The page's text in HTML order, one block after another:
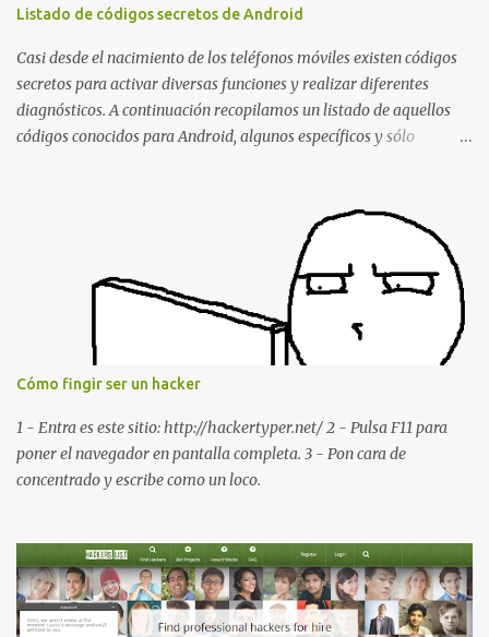
estábamos conversando. Imaginad que ocurre si este mensaje se
envía a un grupo... Fuente: Crash Your Friends' WhatsApp
Remotely with Just a Message
Listado de códigos secretos de Android
Casi desde el nacimiento de los teléfonos móviles existen códigos
secretos para activar diversas funciones y realizar diferentes
diagnósticos. A continuación recopilamos un listado de aquellos
códigos conocidos para Android, algunos específicos y sólo
IMEI del dispositivo *#*#1111#*#* : Información sobre la versión
de software FTA *#*#2222#*#* : Información sobre la v ersión
del hardware FTA *#*#1234#*#* : Información sobre la versión
de software PDA y de firmware *#*#232337#*#* : Muestra la
dirección Bluetooth del smartphone *#*#232338#*#* : Muestra
la dirección MAC del la tarjeta WiFi del dispositivo *#*#2663#*#*
: Visualiza la versión de la pantalla táctil del smartphone
*#*#3264#*#* : Muestra que versión de memoria RAM está
disponible en el smartphone o la tablet *#*#34971539#*#* :
Visualiza la información detallada d...
Cómo fingir ser un hacker
1 - Entra es este sitio: http://hackertyper.net/ 2 - Pulsa F11 para
poner el navegador en pantalla completa. 3 - Pon cara de
concentrado y escribe como un loco.